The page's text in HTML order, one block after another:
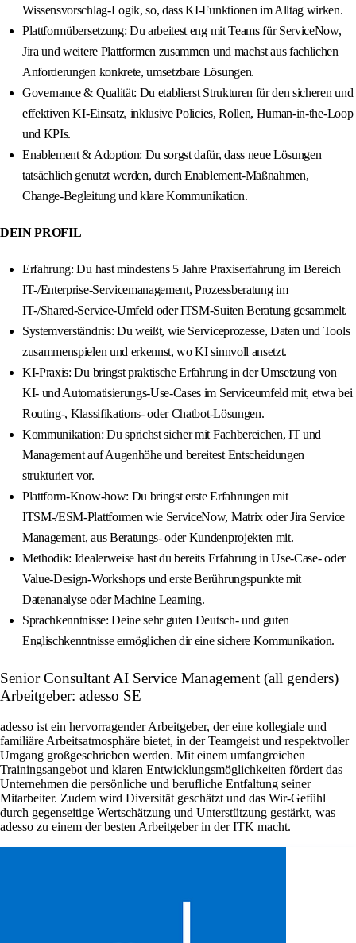
Wissensvorschlag‑Logik, so, dass KI‑Funktionen im Alltag wirken.
Plattformübersetzung: Du arbeitest eng mit Teams für ServiceNow,
Jira und weitere Plattformen zusammen und machst aus fachlichen
Anforderungen konkrete, umsetzbare Lösungen.
Governance & Qualität: Du etablierst Strukturen für den sicheren und
effektiven KI‑Einsatz, inklusive Policies, Rollen, Human‑in‑the‑Loop
und KPIs.
Enablement & Adoption: Du sorgst dafür, dass neue Lösungen
tatsächlich genutzt werden, durch Enablement‑Maßnahmen,
Change‑Begleitung und klare Kommunikation.
DEIN PROFIL
Erfahrung: Du hast mindestens 5 Jahre Praxiserfahrung im Bereich
IT‑/Enterprise‑Servicemanagement, Prozessberatung im
IT‑/Shared‑Service‑Umfeld oder ITSM‑Suiten Beratung gesammelt.
Systemverständnis: Du weißt, wie Serviceprozesse, Daten und Tools
zusammenspielen und erkennst, wo KI sinnvoll ansetzt.
KI‑Praxis: Du bringst praktische Erfahrung in der Umsetzung von
KI‑ und Automatisierungs‑Use‑Cases im Serviceumfeld mit, etwa bei
Routing‑, Klassifikations‑ oder Chatbot‑Lösungen.
Kommunikation: Du sprichst sicher mit Fachbereichen, IT und
Management auf Augenhöhe und bereitest Entscheidungen
strukturiert vor.
Plattform‑Know‑how: Du bringst erste Erfahrungen mit
ITSM‑/ESM‑Plattformen wie ServiceNow, Matrix oder Jira Service
Management, aus Beratungs‑ oder Kundenprojekten mit.
Methodik: Idealerweise hast du bereits Erfahrung in Use‑Case‑ oder
Value‑Design‑Workshops und erste Berührungspunkte mit
Datenanalyse oder Machine Learning.
Sprachkenntnisse: Deine sehr guten Deutsch‑ und guten
Englischkenntnisse ermöglichen dir eine sichere Kommunikation.
Senior Consultant AI Service Management (all genders)
Arbeitgeber: adesso SE
adesso ist ein hervorragender Arbeitgeber, der eine kollegiale und
familiäre Arbeitsatmosphäre bietet, in der Teamgeist und respektvoller
Umgang großgeschrieben werden. Mit einem umfangreichen
Trainingsangebot und klaren Entwicklungsmöglichkeiten fördert das
Unternehmen die persönliche und berufliche Entfaltung seiner
Mitarbeiter. Zudem wird Diversität geschätzt und das Wir-Gefühl
durch gegenseitige Wertschätzung und Unterstützung gestärkt, was
adesso zu einem der besten Arbeitgeber in der ITK macht.